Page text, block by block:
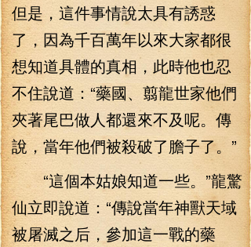
但是，這件事情說太具有誘惑
了，因為千百萬年以來大家都很
想知道具體的真相，此時他也忍
不住說道：“藥國、翦龍世家他們
夾著尾巴做人都還來不及呢。傳
說，當年他們被殺破了膽子了。”
“這個本姑娘知道一些。”龍驚
仙立即說道：“傳說當年神獸天域
被屠滅之后，參加這一戰的藥